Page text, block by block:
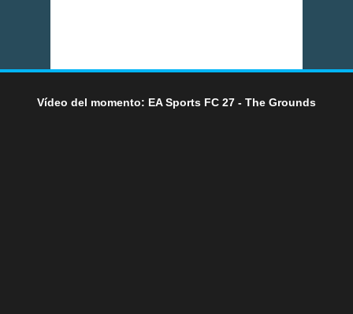
Vídeo del momento: EA Sports FC 27 - The Grounds